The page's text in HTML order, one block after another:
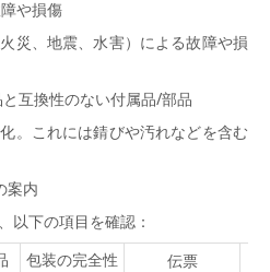
や損傷
災、地震、水害）による故障や損
互換性のない付属品/部品
。これには錆びや汚れなどを含む
案内
以下の項目を確認：
包装の完全性
伝票